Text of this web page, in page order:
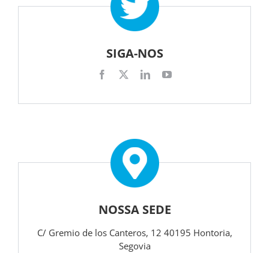
SIGA-NOS
NOSSA SEDE
C/ Gremio de los Canteros, 12 40195 Hontoria,
Segovia